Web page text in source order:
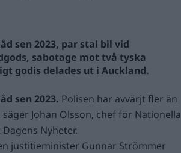
sen 2023, par stal bil vid
sabotage mot två tyska
godis delades ut i Auckland.
sen 2023. Polisen har avvärjt fler än
Johan Olsson, chef för Nationella
Nyheter.
justitieminister Gunnar Strömmer